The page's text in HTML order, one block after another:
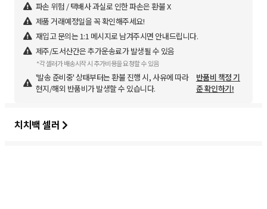
파손 위험 / 택배사 과실로 인한 파손은 환불 X
제품 거래예정일을 꼭 확인해주세요!
재입고 문의는 1:1 메시지로 남겨주시면 안내드립니다.
제주/도서산간은 추가운송료가 발생될 수 있음
*각 셀러가 배송시작 시 추가비용을 요청할 수 있음
'발송 준비중' 상태부터는 환불 진행 시, 사유에 따라
현지/해외 반품비가 발생할 수 있습니다.
반품비 책정 기
준 확인하기!
치치백 셀러